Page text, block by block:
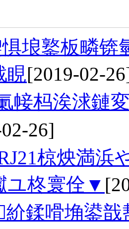
埌鐜板疄锛
睍[2019-02-
帹杩涘浗鏈
26]
椋炴満浜
ユ柊寰佺▼
鍒嗗埆鍙